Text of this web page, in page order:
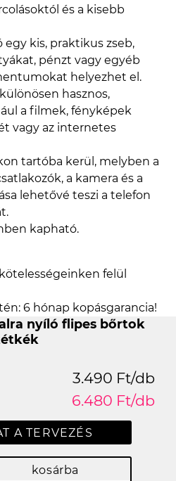
és a kisebb
kis, praktikus zseb,
pénzt vagy egyéb
helyezhet el.
hasznos,
a filmek, fényképek
vagy az internetes
tartóba kerül, melyben a
a kamera és a
lehetővé teszi a telefon
kapható.
felül
6 hónap kopásgarancia!
nyíló flipes bőrtok
3.490 Ft/db
6.480 Ft/db
A TERVEZÉS
kosárba